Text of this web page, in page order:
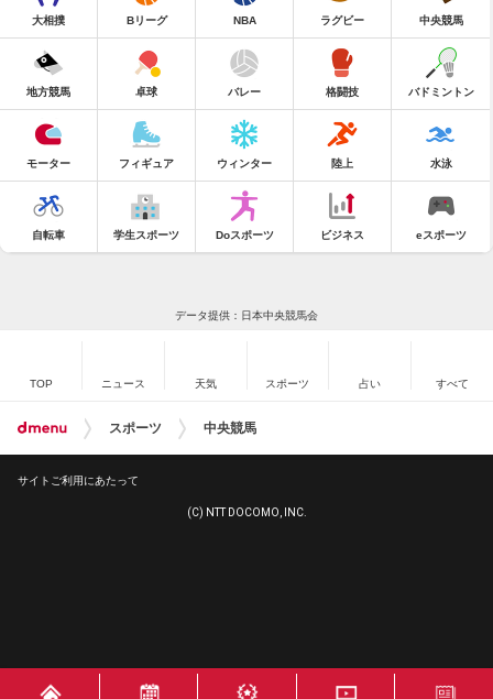
大相撲 Bリーグ NBA ラグビー 中央競馬
地方競馬 卓球 バレー 格闘技 バドミントン
モーター フィギュア ウィンター 陸上 水泳
自転車 学生スポーツ Doスポーツ ビジネス eスポーツ
データ提供：日本中央競馬会
TOP ニュース 天気 スポーツ 占い すべて
スポーツ 中央競馬
サイトご利用にあたって
(C) NTT DOCOMO, INC.